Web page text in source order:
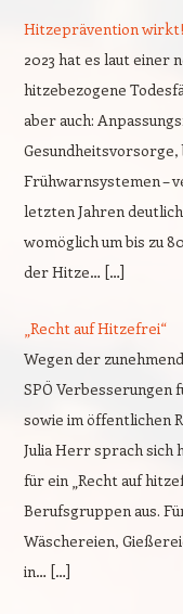
Hitzeprävention wirkt!
2023 hat es laut einer
hitzebezogene
aber auch:
Gesundheitsvorsorge,
Frühwarnsystemen –
letzten Jahren
womöglich um bis zu
der Hitze… […]
„Recht auf Hitzefrei“
Wegen der
SPÖ Verbesserungen
sowie im öffentlichen
Julia Herr sprach sich
für ein „Recht auf
Berufsgruppen aus.
Wäschereien,
in… […]